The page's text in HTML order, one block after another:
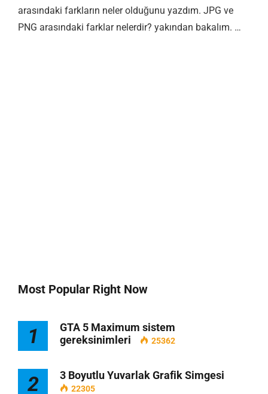
arasındaki farkların neler olduğunu yazdım. JPG ve
PNG arasındaki farklar nelerdir? yakından bakalım. …
Most Popular Right Now
1
GTA 5 Maximum sistem
gereksinimleri
25362
2 3 Boyutlu Yuvarlak Grafik Simgesi
22305